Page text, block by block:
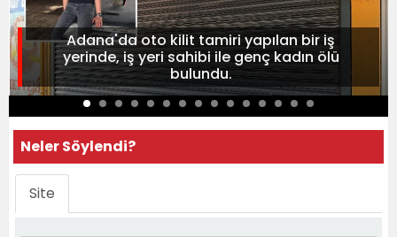
Adana'da oto kilit tamiri yapılan bir iş
yerinde, iş yeri sahibi ile genç kadın ölü
bulundu.
Neler Söylendi?
Site